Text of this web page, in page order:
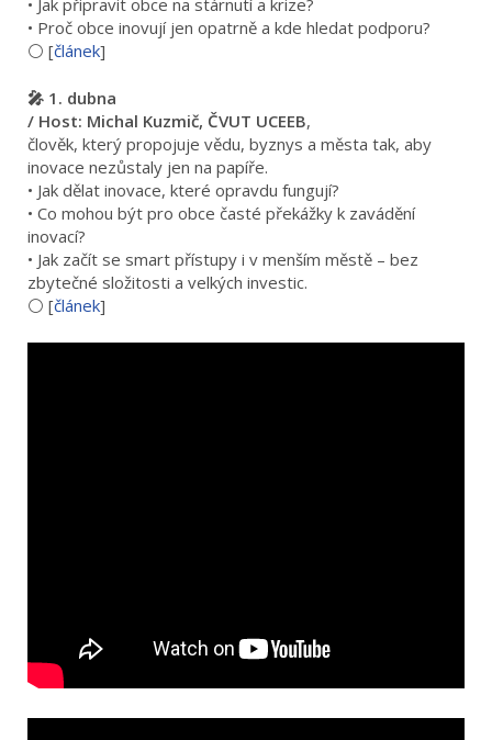
• Proč obce inovují jen opatrně a kde hledat podporu?
⚪️ [článek]
🎤 1. dubna
/ Host: Michal Kuzmič, ČVUT UCEEB,
člověk, který propojuje vědu, byznys a města tak, aby
inovace nezůstaly jen na papíře.
• Jak dělat inovace, které opravdu fungují?
• Co mohou být pro obce časté překážky k zavádění
inovací?
• Jak začít se smart přístupy i v menším městě – bez
zbytečné složitosti a velkých investic.
⚪️ [článek]